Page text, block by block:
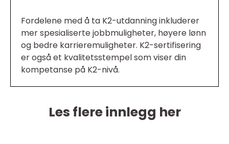
Fordelene med å ta K2-utdanning inkluderer
mer spesialiserte jobbmuligheter, høyere lønn
og bedre karrieremuligheter. K2-sertifisering
er også et kvalitetsstempel som viser din
kompetanse på K2-nivå.
Les flere innlegg her